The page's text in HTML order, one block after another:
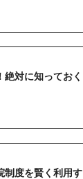
対に知っておく
制度を賢く利用す